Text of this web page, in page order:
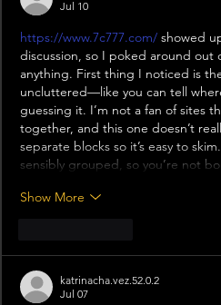
Jul 10
https://www.7c777.com/ showed
discussion, so I poked around out
anything. First thing I noticed is
uncluttered—like you can tell
guessing it. I’m not a fan of sites
together, and this one doesn’t
separate blocks so it’s easy to
sensibly grouped, so you’re not
Show More
katrinacha.vez.52.0.2
Jul 07